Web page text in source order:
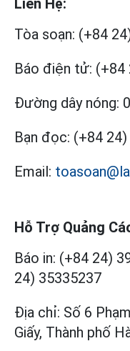
Liên Hệ:
Tòa soạn: (+84
Báo điện tử: (+84
Đường dây nóng:
Bạn đọc: (+84
Email:
Hỗ Trợ Quảng
Báo in: (+84 24)
24) 35335237
Địa chỉ: Số 6
Giấy, Thành phố